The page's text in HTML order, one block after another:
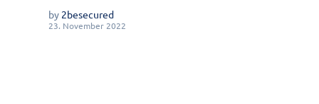
by 2besecured
23. November 2022